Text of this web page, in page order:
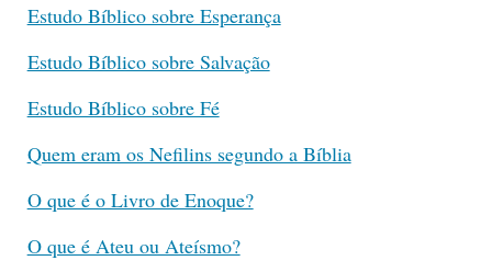
Estudo Bíblico sobre Esperança
Estudo Bíblico sobre Salvação
Estudo Bíblico sobre Fé
Quem eram os Nefilins segundo a Bíblia
O que é o Livro de Enoque?
O que é Ateu ou Ateísmo?